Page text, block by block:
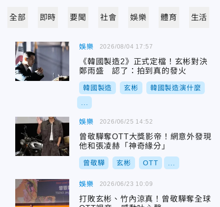
全部 即時 要聞 社會 娛樂 體育 生活
娛樂
《韓國製造2》正式定檔！玄彬對決
鄭雨盛 認了：拍到真的發火
韓國製造 玄彬 韓國製造演什麼
2026/08/04 17:57
娛樂
曾敬驊奪OTT大獎影帝！網意外發現
他和張凌赫「神奇緣分」
曾敬驊 玄彬 OTT
2026/06/25 14:52
娛樂
打敗玄彬、竹內涼真！曾敬驊奪全球
2026/06/23 10:09